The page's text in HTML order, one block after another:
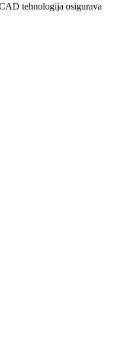
tehnologija osigurava